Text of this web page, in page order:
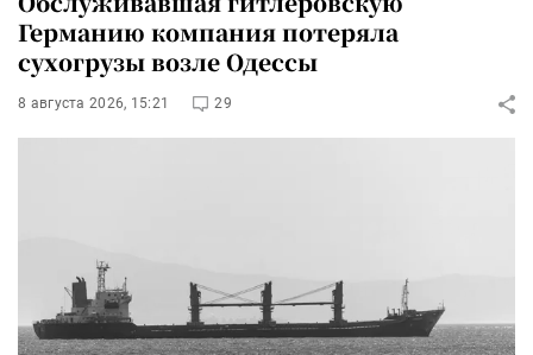
Германию компания потеряла
сухогрузы возле Одессы
8 августа 2026, 15:21 29